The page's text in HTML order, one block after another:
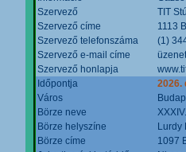
Szervező
TIT
Szervező címe
1113
Szervező telefonszáma
(1)
Szervező e-mail címe
Szervező honlapja
Időpontja
2026.
Város
Börze neve
Börze helyszíne
Lurdy
Börze címe
1097